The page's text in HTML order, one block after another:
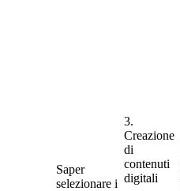
Saper
selezionare i
3.
Creazione
di
contenuti
digitali